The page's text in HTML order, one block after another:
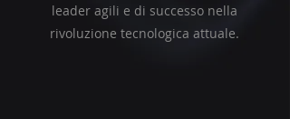
leader agili e di successo nella
rivoluzione tecnologica attuale.